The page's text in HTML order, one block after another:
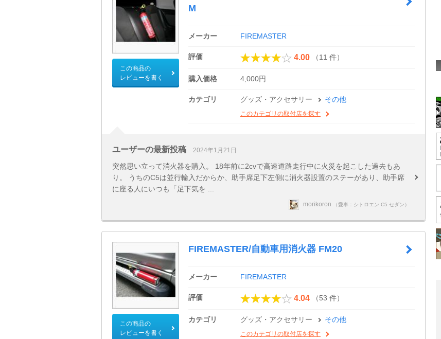
この商品の
レビューを書く
M
メーカー FIREMASTER
評価 4.00 （11 件）
購入価格 4,000円
カテゴリ グッズ・アクセサリー その他
このカテゴリの取付店を探す
ユーザーの最新投稿 2024年1月21日
突然思い立って消火器を購入。 18年前に2cvで高速道路走行中に火災を起こした過去もあ
り。 うちのC5は並行輸入だからか、助手席足下左側に消火器設置のステーがあり、助手席
に座る人にいつも「足下気を ...
morikoron （愛車：シトロエン C5 セダン）
この商品の
レビューを書く
FIREMASTER/自動車用消火器 FM20
メーカー FIREMASTER
評価 4.04 （53 件）
カテゴリ グッズ・アクセサリー その他
このカテゴリの取付店を探す